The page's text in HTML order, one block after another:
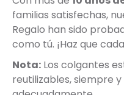
familias satisfechas,
Regalo han sido
como tú. ¡Haz que
Nota: Los colgantes
reutilizables, siempre